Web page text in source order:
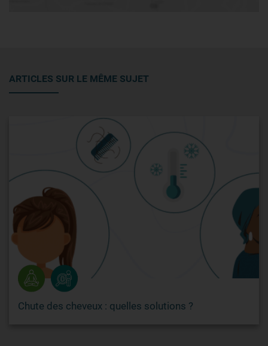
ARTICLES SUR LE MÊME SUJET
Chute des cheveux : quelles solutions ?